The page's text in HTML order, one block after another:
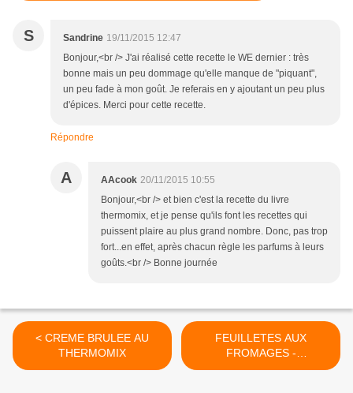
S Sandrine 19/11/2015 12:47
Bonjour,<br /> J'ai réalisé cette recette le WE dernier : très
bonne mais un peu dommage qu'elle manque de "piquant",
un peu fade à mon goût. Je referais en y ajoutant un peu plus
d'épices. Merci pour cette recette.
Répondre
A AAcook 20/11/2015 10:55
Bonjour,<br /> et bien c'est la recette du livre
thermomix, et je pense qu'ils font les recettes qui
puissent plaire au plus grand nombre. Donc, pas trop
fort...en effet, après chacun règle les parfums à leurs
goûts.<br /> Bonne journée
< CREME BRULEE AU
THERMOMIX
FEUILLETES AUX
FROMAGES -
THERMOMIX >